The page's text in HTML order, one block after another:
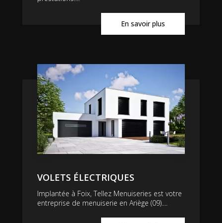
En savoir plus
VOLETS ÉLECTRIQUES
Implantée à Foix, Tellez Menuiseries est votre
entreprise de menuiserie en Ariège (09)....